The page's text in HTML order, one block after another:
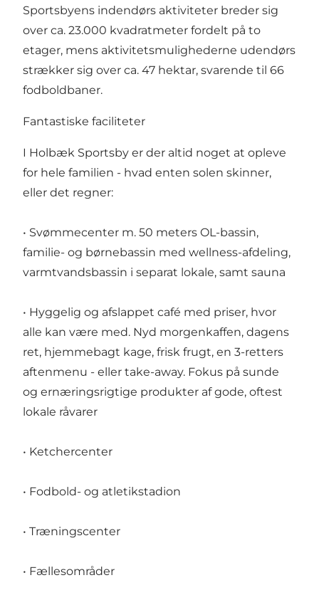
Sportsbyens indendørs aktiviteter breder sig
over ca. 23.000 kvadratmeter fordelt på to
etager, mens aktivitetsmulighederne udendørs
strækker sig over ca. 47 hektar, svarende til 66
fodboldbaner.
Fantastiske faciliteter
I Holbæk Sportsby er der altid noget at opleve
for hele familien - hvad enten solen skinner,
eller det regner:
• Svømmecenter m. 50 meters OL-bassin,
familie- og børnebassin med wellness-afdeling,
varmtvandsbassin i separat lokale, samt sauna
• Hyggelig og afslappet café med priser, hvor
alle kan være med. Nyd morgenkaffen, dagens
ret, hjemmebagt kage, frisk frugt, en 3-retters
aftenmenu - eller take-away. Fokus på sunde
og ernæringsrigtige produkter af gode, oftest
lokale råvarer
• Ketchercenter
• Fodbold- og atletikstadion
• Træningscenter
• Fællesområder